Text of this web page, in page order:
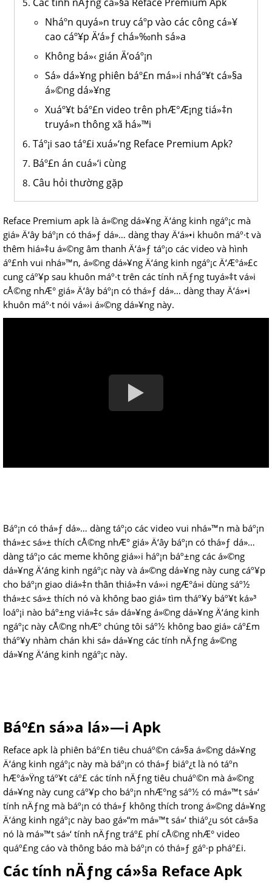
Nháº­n quyá»n truy cáº­p vào các công cá»¥
cao cáº¥p Ä‘á»ƒ chá»‰nh sá»­a
Không bá»‹ gián Ä‘oáº¡n
Sá»­ dá»¥ng phiên báº£n má»›i nháº¥t cá»§a
á»©ng dá»¥ng
Xuáº¥t báº£n video trên phÆ°Æ¡ng tiá»‡n
truyá»n thông xã há»™i
Táº¡i sao táº£i xuá»‘ng Reface Premium Apk?
Báº£n án cuá»‘i cùng
Câu hỏi thường gặp
Reface Premium apk là á»©ng dá»¥ng Ä‘áng kinh ngáº¡c mà
giá» Ä‘ây báº¡n có thá»ƒ dá»… dàng thay Ä‘á»•i khuôn máº·t và
thêm hiá»‡u á»©ng âm thanh Ä‘á»ƒ táº¡o các video và hình
áº£nh vui nhá»™n, á»©ng dá»¥ng Ä‘áng kinh ngáº¡c Ä‘Æ°á»£c
cung cáº¥p sau khuôn máº·t trên các tính nÄƒng tuyá»‡t vá»i
cÅ©ng nhÆ° giá» Ä‘ây báº¡n có thá»ƒ dá»… dàng thay Ä‘á»•i
khuôn máº·t nói vá»›i á»©ng dá»¥ng này.
Báº¡n có thá»ƒ dá»… dàng táº¡o các video vui nhá»™n mà báº¡n
thá»±c sá»± thích cÅ©ng nhÆ° giá» Ä‘ây báº¡n có thá»ƒ dá»…
dàng táº¡o các meme không giá»›i háº¡n báº±ng các á»©ng
dá»¥ng Ä‘áng kinh ngáº¡c này và á»©ng dá»¥ng này cung cáº¥p
cho báº¡n giao diá»‡n thân thiá»‡n vá»›i ngÆ°á»i dùng sáº½
thá»±c sá»± thích nó và không bao giá» tìm tháº¥y báº¥t ká»³
loáº¡i nào báº±ng viá»‡c sá»­ dá»¥ng á»©ng dá»¥ng Ä‘áng kinh
ngáº¡c này cÅ©ng nhÆ° chúng tôi sáº½ không bao giá» cáº£m
tháº¥y nhàm chán khi sá»­ dá»¥ng các tính nÄƒng á»©ng
dá»¥ng Ä‘áng kinh ngáº¡c này.
Báº£n sá»­a lá»—i Apk
Reface apk là phiên báº£n tiêu chuáº©n cá»§a á»©ng dá»¥ng
Ä‘áng kinh ngáº¡c này mà báº¡n có thá»ƒ biáº¿t là nó táº­n
hÆ°á»Ÿng táº¥t cáº£ các tính nÄƒng tiêu chuáº©n mà á»©ng
dá»¥ng này cung cáº¥p cho báº¡n nhÆ°ng sáº½ có má»™t sá»‘
tính nÄƒng mà báº¡n có thá»ƒ không thích trong á»©ng dá»¥ng
Ä‘áng kinh ngáº¡c này bao gá»“m má»™t sá»‘ thiáº¿u sót cá»§a
nó là má»™t sá»‘ tính nÄƒng tráº£ phí cÅ©ng nhÆ° video
quáº£ng cáo và thông báo mà báº¡n có thá»ƒ gáº·p pháº£i.
Các tính nÄƒng cá»§a Reface Apk